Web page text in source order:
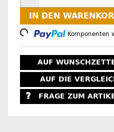
IN DEN
Komponenten
AUF
AUF DIE
FRAGE ZUM